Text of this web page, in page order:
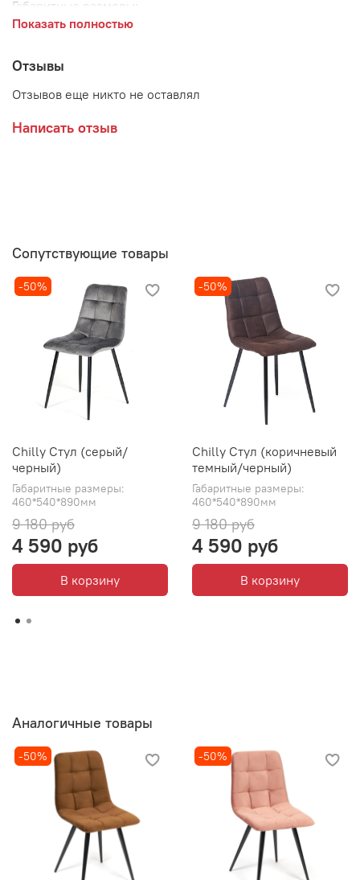
Габаритные размеры:
ширина стула 460 мм
глубина стула 540 мм
Ножки:металл
Показать полностью
Отзывы
Отзывов еще никто не оставлял
Написать отзыв
Сопутствующие товары
-50%
Chilly Стул (серый/
черный)
Габаритные размеры:
460*540*890мм
9 180 руб
4 590 руб
В корзину
-50%
Chilly Стул (коричневый
темный/черный)
Габаритные размеры:
460*540*890мм
9 180 руб
4 590 руб
В корзину
Аналогичные товары
-50% -50%